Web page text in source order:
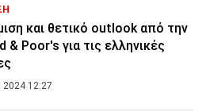
και θετικό outlook από την
& Poor's για τις ελληνικές
2024 12:27